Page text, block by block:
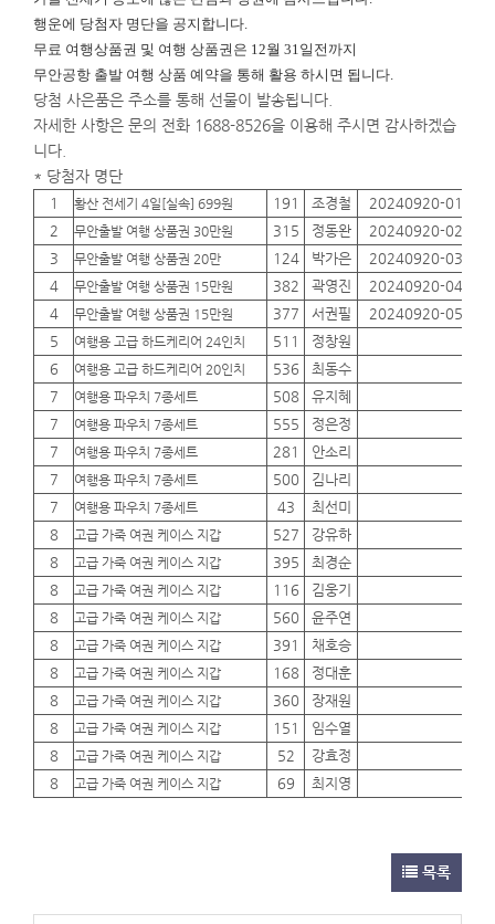
행운에 당첨자 명단을 공지합니다.
무료 여행상품권 및 여행 상품권은 12월 31일전까지
무안공항 출발 여행 상품 예약을 통해 활용 하시면 됩니다.
당첨 사은품은 주소를 통해 선물이 발송됩니다.
자세한 사항은 문의 전화 1688-8526을 이용해 주시면 감사하겠습
니다.
* 당첨자 명단
1 황산 전세기 4일[실속] 699원 191 조경철 20240920-01
2
무안출발 여행 상품권 30만원 315 정동완 20240920-02
3
무안출발 여행 상품권 20만 124 박가은 20240920-03
4
무안출발 여행 상품권 15만원 382 곽영진 20240920-04
4
무안출발 여행 상품권 15만원 377 서권필 20240920-05
5
여행용 고급 하드케리어 24인치 511 정창원
6
여행용 고급 하드케리어 20인치 536 최동수
7
여행용 파우치 7종세트 508 유지혜
7
여행용 파우치 7종세트 555 정은정
7
여행용 파우치 7종세트 281 안소리
7
여행용 파우치 7종세트 500 김나리
7
여행용 파우치 7종세트 43 최선미
8
고급 가죽 여권 케이스 지갑 527 강유하
8
고급 가죽 여권 케이스 지갑 395 최경순
8
고급 가죽 여권 케이스 지갑 116 김웅기
8
고급 가죽 여권 케이스 지갑 560 윤주연
8
고급 가죽 여권 케이스 지갑 391 채호승
8
고급 가죽 여권 케이스 지갑 168 정대훈
8
고급 가죽 여권 케이스 지갑 360 장재원
8
고급 가죽 여권 케이스 지갑 151 임수열
8
고급 가죽 여권 케이스 지갑 52 강효정
8
고급 가죽 여권 케이스 지갑 69 최지영
목록